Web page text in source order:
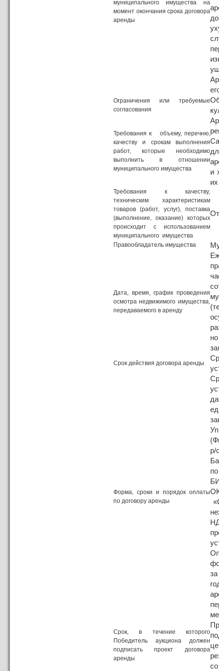
муниципального имущества на
момент окончания срока договора
аренды
Ограничения или требуемые
согласования
Требования к объему, перечню,
качеству и срокам выполнения
работ, которые необходимо
выполнить в отношении
муниципального имущества
и
Требования к качеству,
техническим характеристикам
товаров (работ, услуг), поставка
(выполнение, оказание) которых
происходит с использованием
муниципального имущества
Правообладатель имущества
Дата, время, график проведения
осмотра недвижимого имущества,
передаваемого в аренду
Срок действия договора аренды
Форма, сроки и порядок оплаты
по договору аренды
р/
Срок, в течение которого
Победитель аукциона должен
подписать проект договора
аренды